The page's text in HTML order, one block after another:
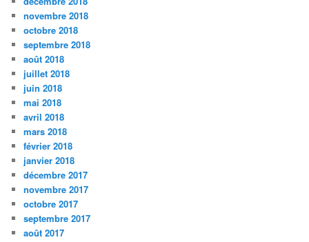
novembre 2018
octobre 2018
septembre 2018
août 2018
juillet 2018
juin 2018
mai 2018
avril 2018
mars 2018
février 2018
janvier 2018
décembre 2017
novembre 2017
octobre 2017
septembre 2017
août 2017